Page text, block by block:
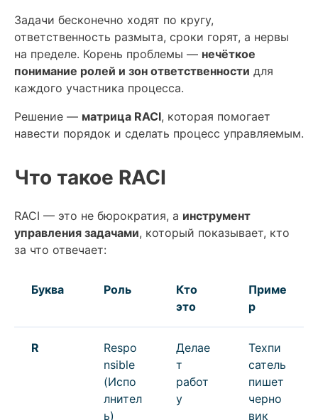
Задачи бесконечно ходят по кругу,
ответственность размыта, сроки горят, а нервы
на пределе. Корень проблемы — нечёткое
понимание ролей и зон ответственности для
каждого участника процесса.
Решение — матрица RACI, которая помогает
навести порядок и сделать процесс управляемым.
Что такое RACI
RACI — это не бюрократия, а инструмент
управления задачами, который показывает, кто
за что отвечает:
Буква Роль
Кто
это
Приме
р
R
Respo
nsible
(Испо
лнител
ь)
Делае
т
работ
у
Техпи
сатель
пишет
черно
вик